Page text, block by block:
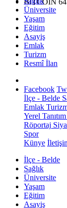
BITCOIN
Üniversite
Yaşam
Eğitim
Asayiş
Emlak
Turizm
Resmî İlan
Facebook
İlçe - Belde
Emlak
Yerel Tanıtım
Röportaj
Spor
Künye
İlçe - Belde
Sağlık
Üniversite
Yaşam
Eğitim
Asayiş